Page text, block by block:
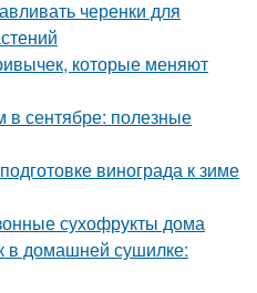
черенки для
которые меняют
в сентябре: полезные
винограда к зиме
сухофрукты дома
в домашней сушилке: